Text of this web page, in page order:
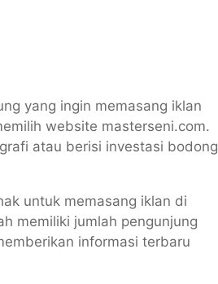
yang ingin memasang iklan
website masterseni.com.
atau berisi investasi bodong
untuk memasang iklan di
memiliki jumlah pengunjung
informasi terbaru